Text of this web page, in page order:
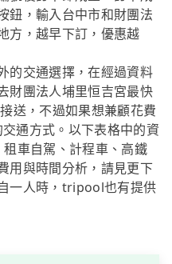
鈕，輸入台中市和財團法
方，越早下訂，優惠越
的交通選擇，在經過資料
財團法人埔里恒吉宮最快
送，不過如果想兼顧花費
通方式。以下表格中的資
車自駕、計程車、高鐵
用與時間分析，請見更下
一人時，tripool也有提供